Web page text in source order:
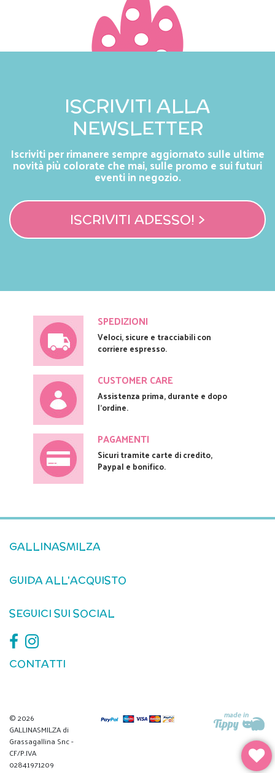
ISCRIVITI ALLA
NEWSLETTER
Iscriviti per rimanere sempre aggiornato sulle ultime
novità più colorate che mai, sulle promo e sui futuri
eventi in negozio.
ISCRIVITI ADESSO! >
SPEDIZIONI
Veloci, sicure e tracciabili con
corriere espresso.
CUSTOMER CARE
Assistenza prima, durante e dopo
l'ordine.
PAGAMENTI
Sicuri tramite carte di credito,
Paypal e bonifico.
GALLINASMILZA
GUIDA ALL'ACQUISTO
SEGUICI SUI SOCIAL
CONTATTI
© 2026
GALLINASMILZA di
Grassagallina Snc -
CF/P.IVA
02841971209